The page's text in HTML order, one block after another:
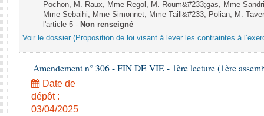
Pochon, M. Raux, Mme Regol, M. Roum&#233;gas, Mme
Mme Sebaihi, Mme Simonnet, Mme Taill&#233;-Polian, M.
l'article 5 - Non renseigné
Voir le dossier (Proposition de loi visant à lever les contraintes à
Amendement n° 306 - FIN DE VIE - 1ère lecture (1ère
Date de
dépôt :
03/04/2025